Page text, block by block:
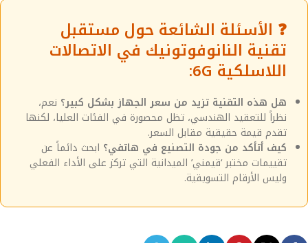
❓ الأسئلة الشائعة حول مستقبل
تقنية النانوفوتونيك في الاتصالات
اللاسلكية 6G:
هل هذه التقنية تزيد من سعر الجهاز بشكل كبير؟ نعم،
نظراً للتعقيد الهندسي، تظل محصورة في الفئات العليا، لكنها
تقدم قيمة حقيقية مقابل السعر.
كيف أتأكد من جودة التصنيع في هاتفي؟ ابحث دائماً عن
تقييمات مختبر ‘قيمني’ الميدانية التي تركز على الأداء الفعلي
وليس الأرقام التسويقية.